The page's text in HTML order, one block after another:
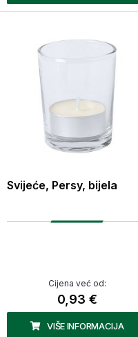
Svijeće, Persy, bijela
Cijena već od:
0,93 €
VIŠE INFORMACIJA